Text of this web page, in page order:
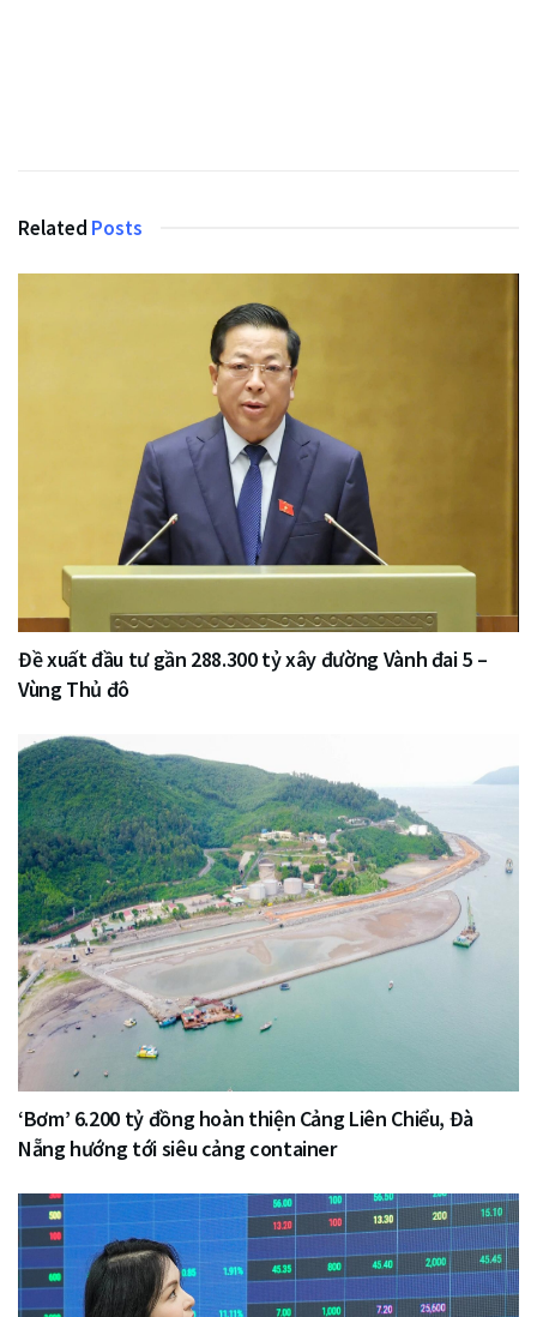
Related Posts
Đề xuất đầu tư gần 288.300 tỷ xây đường Vành đai 5 –
Vùng Thủ đô
‘Bơm’ 6.200 tỷ đồng hoàn thiện Cảng Liên Chiểu, Đà
Nẵng hướng tới siêu cảng container